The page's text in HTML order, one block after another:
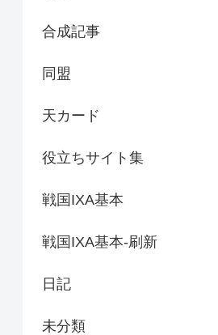
合成記事
同盟
天カード
役立ちサイト集
戦国IXA基本
戦国IXA基本-刷新
日記
未分類